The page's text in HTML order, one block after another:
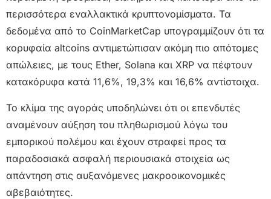
περισσότερα εναλλακτικά κρυπτονομίσματα. Τα
δεδομένα από το CoinMarketCap υπογραμμίζουν ότι τα
κορυφαία altcoins αντιμετώπισαν ακόμη πιο απότομες
απώλειες, με τους Ether, Solana και XRP να πέφτουν
κατακόρυφα κατά 11,6%, 19,3% και 16,6% αντίστοιχα.
Το κλίμα της αγοράς υποδηλώνει ότι οι επενδυτές
αναμένουν αύξηση του πληθωρισμού λόγω του
εμπορικού πολέμου και έχουν στραφεί προς τα
παραδοσιακά ασφαλή περιουσιακά στοιχεία ως
απάντηση στις αυξανόμενες μακροοικονομικές
αβεβαιότητες.